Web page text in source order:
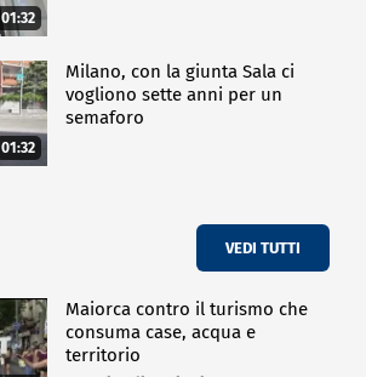
01:32
01:32
Milano, con la giunta Sala ci
vogliono sette anni per un
semaforo
VEDI TUTTI
Maiorca contro il turismo che
consuma case, acqua e
territorio